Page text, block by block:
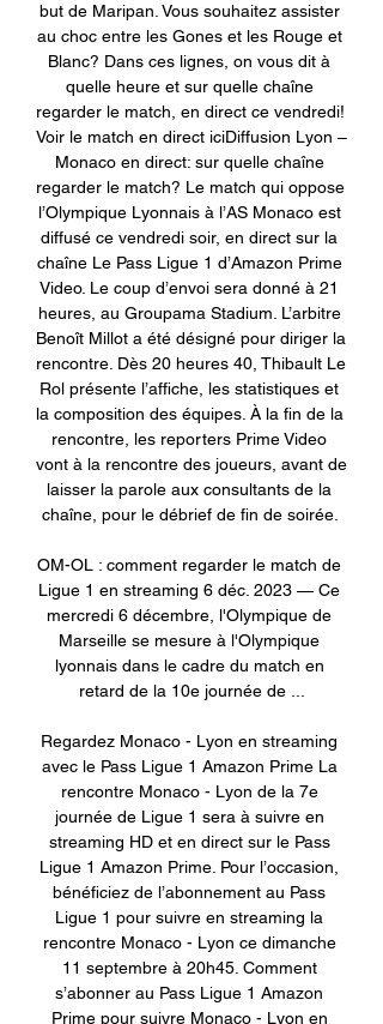
but de Maripan. Vous souhaitez assister
au choc entre les Gones et les Rouge et
Blanc? Dans ces lignes, on vous dit à
quelle heure et sur quelle chaîne
regarder le match, en direct ce vendredi!
Voir le match en direct iciDiffusion Lyon –
Monaco en direct: sur quelle chaîne
regarder le match? Le match qui oppose
l’Olympique Lyonnais à l’AS Monaco est
diffusé ce vendredi soir, en direct sur la
chaîne Le Pass Ligue 1 d’Amazon Prime
Video. Le coup d’envoi sera donné à 21
heures, au Groupama Stadium. L’arbitre
Benoît Millot a été désigné pour diriger la
rencontre. Dès 20 heures 40, Thibault Le
Rol présente l’affiche, les statistiques et
la composition des équipes. À la fin de la
rencontre, les reporters Prime Video
vont à la rencontre des joueurs, avant de
laisser la parole aux consultants de la
chaîne, pour le débrief de fin de soirée.
OM-OL : comment regarder le match de
Ligue 1 en streaming 6 déc. 2023 — Ce
mercredi 6 décembre, l'Olympique de
Marseille se mesure à l'Olympique
lyonnais dans le cadre du match en
retard de la 10e journée de ...
Regardez Monaco - Lyon en streaming
avec le Pass Ligue 1 Amazon Prime La
rencontre Monaco - Lyon de la 7e
journée de Ligue 1 sera à suivre en
streaming HD et en direct sur le Pass
Ligue 1 Amazon Prime. Pour l’occasion,
bénéficiez de l’abonnement au Pass
Ligue 1 pour suivre en streaming la
rencontre Monaco - Lyon ce dimanche
11 septembre à 20h45. Comment
s’abonner au Pass Ligue 1 Amazon
Prime pour suivre Monaco - Lyon en